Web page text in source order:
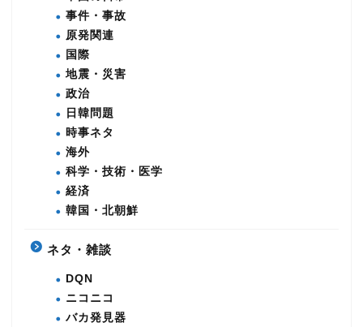
事件・事故
原発関連
国際
地震・災害
政治
日韓問題
時事ネタ
海外
科学・技術・医学
経済
韓国・北朝鮮
ネタ・雑談
DQN
ニコニコ
バカ発見器